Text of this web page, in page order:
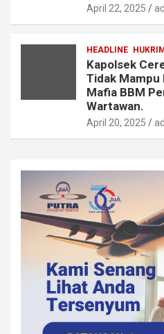
April 22, 2025
HEADLINE HUKRIM
Kapolsek
Tidak Mampu
Mafia BBM
Wartawan.
April 20, 2025